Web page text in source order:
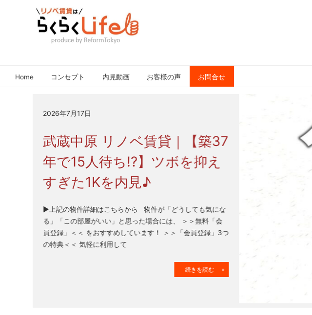
ベ
貸
ら
く
ら
Life
Home コンセプト 内見動画 お客様の声 お問合せ
2026年7月17日
武蔵中原 リノベ賃貸｜【築37
年で15人待ち!?】ツボを抑え
すぎた1Kを内見♪
▶上記の物件詳細はこちらから 物件が「どうしても気にな
る」「この部屋がいい」と思った場合には、 ＞＞無料「会
員登録」＜＜ をおすすめしています！ ＞＞「会員登録」3つ
の特典＜＜ 気軽に利用して
続きを読む »